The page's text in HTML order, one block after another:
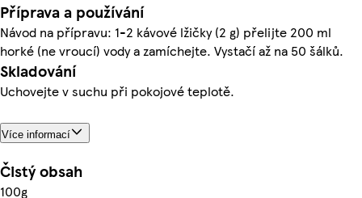
Příprava a používání
Návod na přípravu: 1-2 kávové lžičky (2 g) přelijte 200 ml
horké (ne vroucí) vody a zamíchejte. Vystačí až na 50 šálků.
Skladování
Uchovejte v suchu při pokojové teplotě.
Více informací
Čistý obsah
100g